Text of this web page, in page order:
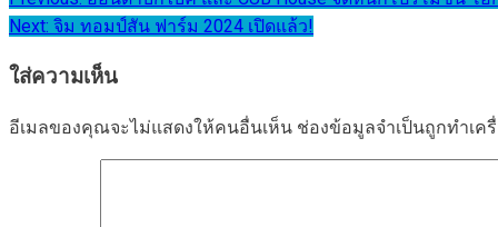
เรื่อง
Next: จิม ทอมป์สัน ฟาร์ม 2024 เปิดแล้ว!
ใส่ความเห็น
อีเมลของคุณจะไม่แสดงให้คนอื่นเห็น ช่องข้อมูลจำเป็นถูกทำเค